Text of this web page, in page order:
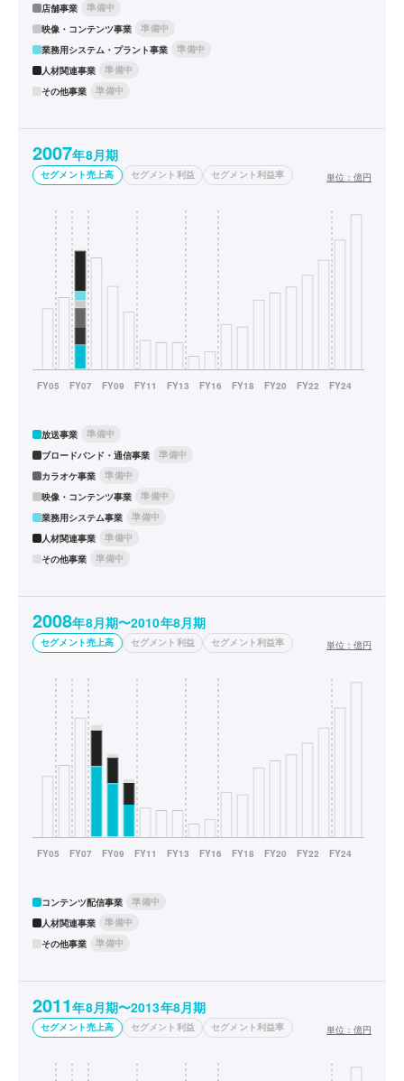
店舗事業
準備中
映像・コンテンツ事業
準備中
業務用システム・プラント事業
準備中
人材関連事業
準備中
その他事業
準備中
2007年8月期
セグメント売上高 セグメント利益 セグメント利益率 単位： 億円
放送事業
準備中
ブロードバンド・通信事業
準備中
カラオケ事業
準備中
映像・コンテンツ事業
準備中
業務用システム事業
準備中
人材関連事業
準備中
その他事業
準備中
2008年8月期〜2010年8月期
セグメント売上高 セグメント利益 セグメント利益率 単位： 億円
コンテンツ配信事業
準備中
人材関連事業
準備中
その他事業
準備中
2011年8月期〜2013年8月期
セグメント売上高 セグメント利益 セグメント利益率 単位： 億円